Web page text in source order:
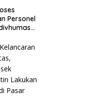
Personel
Secara